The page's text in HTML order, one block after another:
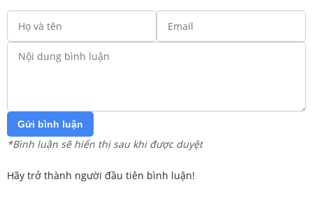
Gửi bình luận
*Bình luận sẽ hiển thị sau khi được duyệt
Hãy trở thành người đầu tiên bình luận!